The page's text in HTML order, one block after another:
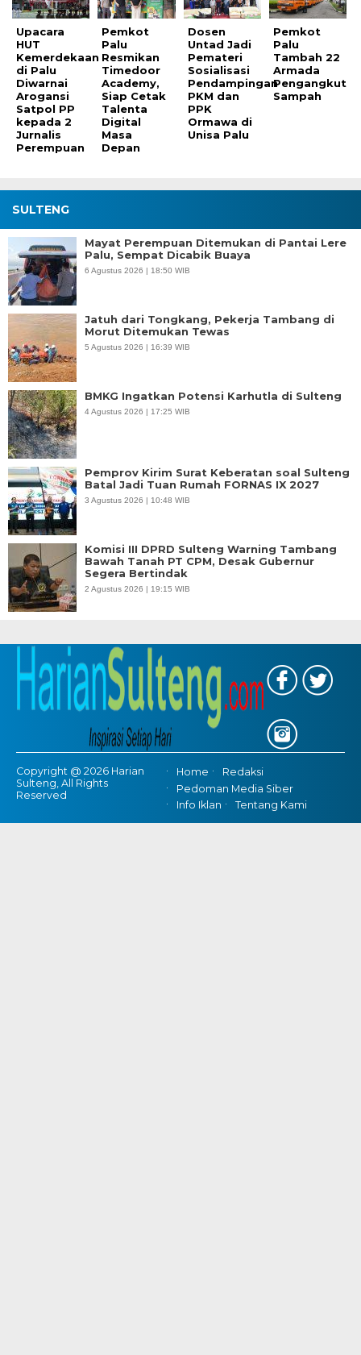
Upacara
HUT
Kemerdekaan
di Palu
Diwarnai
Arogansi
Satpol PP
kepada 2
Jurnalis
Perempuan
Pemkot
Palu
Resmikan
Timedoor
Academy,
Siap Cetak
Talenta
Digital
Masa
Depan
Dosen
Untad Jadi
Pemateri
Sosialisasi
Pendampingan
PKM dan
PPK
Ormawa di
Unisa Palu
Pemkot
Palu
Tambah 22
Armada
Pengangkut
Sampah
SULTENG
Mayat Perempuan Ditemukan di Pantai Lere
Palu, Sempat Dicabik Buaya
6 Agustus 2026 | 18:50 WIB
Jatuh dari Tongkang, Pekerja Tambang di
Morut Ditemukan Tewas
5 Agustus 2026 | 16:39 WIB
BMKG Ingatkan Potensi Karhutla di Sulteng
4 Agustus 2026 | 17:25 WIB
Pemprov Kirim Surat Keberatan soal Sulteng
Batal Jadi Tuan Rumah FORNAS IX 2027
3 Agustus 2026 | 10:48 WIB
Komisi III DPRD Sulteng Warning Tambang
Bawah Tanah PT CPM, Desak Gubernur
Segera Bertindak
2 Agustus 2026 | 19:15 WIB
Copyright @ 2026 Harian
Sulteng, All Rights
Reserved
Home
Redaksi
Pedoman Media Siber
Info Iklan
Tentang Kami